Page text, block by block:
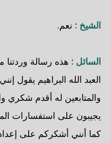
الشيخ : نعم.
السائل : هذه رسالة
العبد الله البراهيم يقول
والمتابعين له أقدم شكري
يجيبون على استفسارات
كما أنني أشكركم على